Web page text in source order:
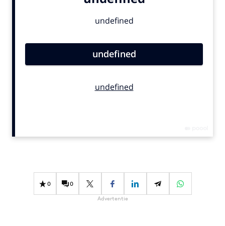
Gedragsverandering
Influencer marketing
0 0
Advertentie